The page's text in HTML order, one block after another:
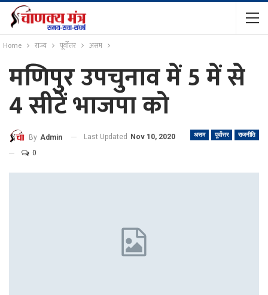
Home राज्य पूर्वोत्तर असम
मणिपुर उपचुनाव में 5 में से
4 सीटें भाजपा को
असम पूर्वोत्तर राजनीति
By Admin Last Updated
Nov 10, 2020
0